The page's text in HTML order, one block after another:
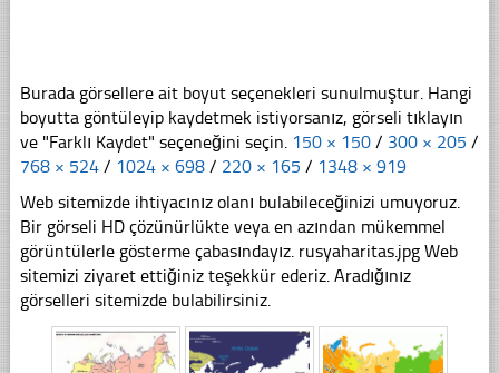
Burada görsellere ait boyut seçenekleri sunulmuştur. Hangi
boyutta göntüleyip kaydetmek istiyorsanız, görseli tıklayın
ve "Farklı Kaydet" seçeneğini seçin. 150 × 150 / 300 × 205 /
768 × 524 / 1024 × 698 / 220 × 165 / 1348 × 919
Web sitemizde ihtiyacınız olanı bulabileceğinizi umuyoruz.
Bir görseli HD çözünürlükte veya en azından mükemmel
görüntülerle gösterme çabasındayız. rusyaharitas.jpg Web
sitemizi ziyaret ettiğiniz teşekkür ederiz. Aradığınız
görselleri sitemizde bulabilirsiniz.